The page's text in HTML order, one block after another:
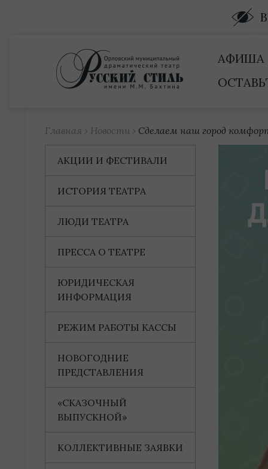
АФИША
Главная › Новости › Сделаем наш город
АКЦИИ И ФЕСТИВАЛИ
ИСТОРИЯ ТЕАТРА
ЛЮДИ ТЕАТРА
ПРЕССА О ТЕАТРЕ
ЮРИДИЧЕСКАЯ
ИНФОРМАЦИЯ
РЕЖИМ РАБОТЫ КАССЫ
НОВОГОДНИЕ
ПРЕДСТАВЛЕНИЯ
«СКАЗОЧНЫЙ
ВЫПУСКНОЙ»
КОЛЛЕКТИВНЫЕ ЗАЯВКИ